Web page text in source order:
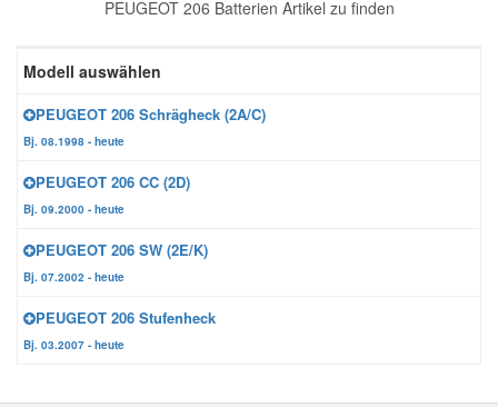
PEUGEOT 206 Batterien Artikel zu finden
Modell auswählen
PEUGEOT 206 Schrägheck (2A/C)
Bj. 08.1998 - heute
PEUGEOT 206 CC (2D)
Bj. 09.2000 - heute
PEUGEOT 206 SW (2E/K)
Bj. 07.2002 - heute
PEUGEOT 206 Stufenheck
Bj. 03.2007 - heute
Zündanlage und Glühanlage
Jeep Ersatzteile